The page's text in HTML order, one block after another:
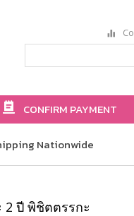
CONFIRM PAYMENT
Nationwide
2 ปี พิชิตตรรกะ